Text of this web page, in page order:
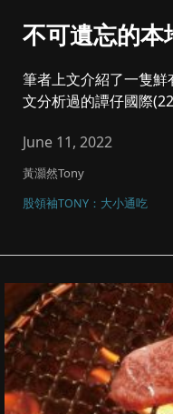
不可遺忘的本
筆者上文介紹了一隻
文分析過的譚仔國際
June 11, 2022
黃灝然Tony
股領袖TONY：大小通吃